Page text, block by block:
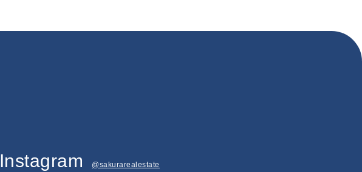
Instagram @sakurarealestate